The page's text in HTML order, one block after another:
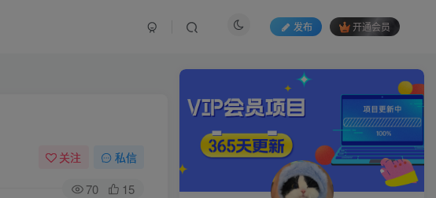
发布 开通会员
关注 私信
70 15